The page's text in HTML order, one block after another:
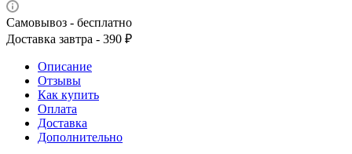
Самовывоз - бесплатно
Доставка завтра - 390 ₽
Описание
Отзывы
Как купить
Оплата
Доставка
Дополнительно